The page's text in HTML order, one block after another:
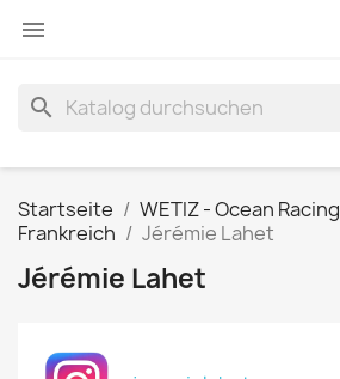

search
Startseite WETIZ - Ocean Racing
Frankreich
Jérémie Lahet
Jérémie Lahet